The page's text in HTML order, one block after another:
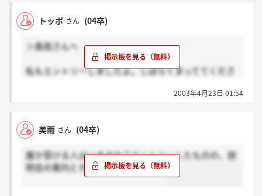
トッポ さん (04卒)
＞美雨さんへ
私もエントリーしましたよ。しばらくまっててくださ
2003年4月23日 01:54
美雨 さん (04卒)
誰か受ける人はいますか？エントリーしたものの、説
明会の案内とかがまだで不安です。